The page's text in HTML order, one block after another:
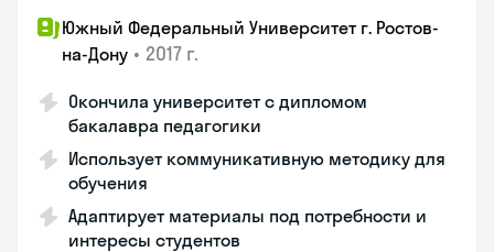
Южный Федеральный Университет г. Ростов-
на-Дону • 2017 г.
Окончила университет с дипломом
бакалавра педагогики
Использует коммуникативную методику для
обучения
Адаптирует материалы под потребности и
интересы студентов